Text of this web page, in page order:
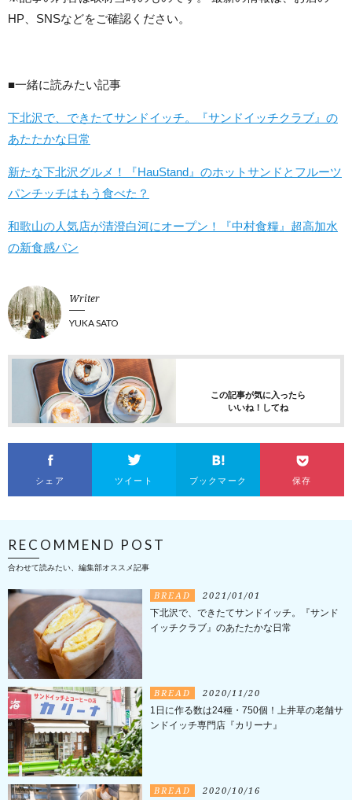
HP、SNSなどをご確認ください。
■一緒に読みたい記事
下北沢で、できたてサンドイッチ。『サンドイッチクラブ』の
あたたかな日常
新たな下北沢グルメ！『HauStand』のホットサンドとフルーツ
パンチッチはもう食べた？
和歌山の人気店が清澄白河にオープン！『中村食糧』超高加水
の新食感パン
Writer
YUKA SATO
この記事が気に入ったら
いいね！してね
シェア ツイート ブックマーク 保存
RECOMMEND POST
合わせて読みたい、編集部オススメ記事
BREAD 2021/01/01
下北沢で、できたてサンドイッチ。『サンド
イッチクラブ』のあたたかな日常
BREAD 2020/11/20
1日に作る数は24種・750個！上井草の老舗サ
ンドイッチ専門店『カリーナ』
BREAD 2020/10/16